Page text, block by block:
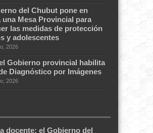
del Chubut pone en
una Mesa Provincial para
las medidas de protección
y adolescentes
2026
Gobierno provincial habilita
Diagnóstico por Imágenes
2026
docente: el Gobierno del